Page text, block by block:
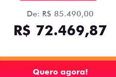
De: R$ 85.490,00
R$ 72.469,87
Quero agora!